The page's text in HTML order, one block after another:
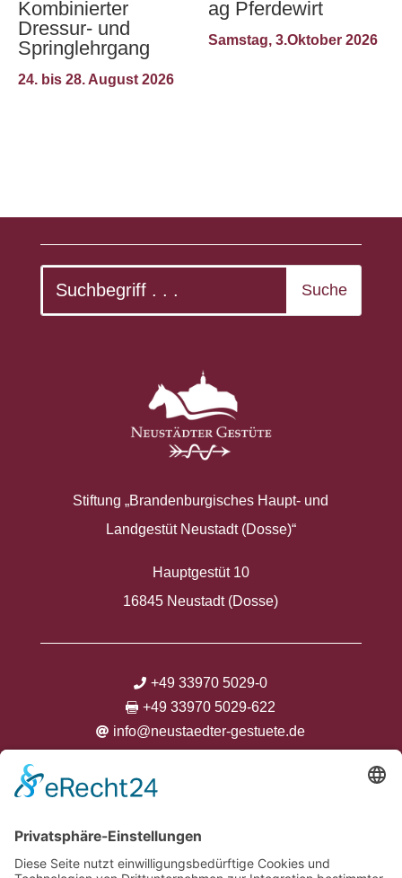
Kombinierter
Dressur- und
Springlehrgang
24. bis 28. August 2026
ag Pferdewirt
Samstag, 3.Oktober 2026
Stiftung „Brandenburgisches Haupt- und
Landgestüt Neustadt (Dosse)“
Hauptgestüt 10
16845 Neustadt (Dosse)
 +49 33970 5029-0
 +49 33970 5029-622
 info@neustaedter-gestuete.de

Kontakt